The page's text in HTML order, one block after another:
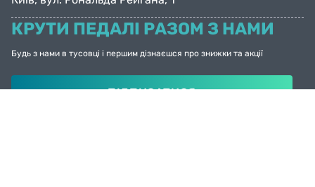
КРУТИ ПЕДАЛІ РАЗОМ З НАМИ
Будь з нами в тусовці і першим дізнаєшся про знижки та акції
ПІДПИСАТИСЯ